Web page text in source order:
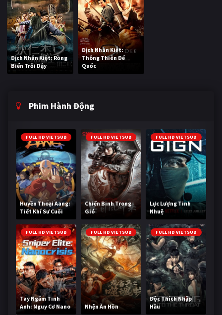
Địch Nhân Kiệt: Rồng
Biển Trỗi Dậy
Địch Nhân Kiệt:
Thông Thiên Đế
Quốc
Phim Hành Động
FULL HD VIETSUB
Huyền Thoại Aang:
Tiết Khí Sư Cuối
Cùng
FULL HD VIETSUB
Chiến Binh Trong
Gió
FULL HD VIETSUB
Lực Lượng Tinh
Nhuệ
FULL HD VIETSUB
Tay Ngắm Tinh
Anh: Nguy Cơ Nano
FULL HD VIETSUB
Nhện Ăn Hồn
FULL HD VIETSUB
Độc Thích Nhập
Hầu